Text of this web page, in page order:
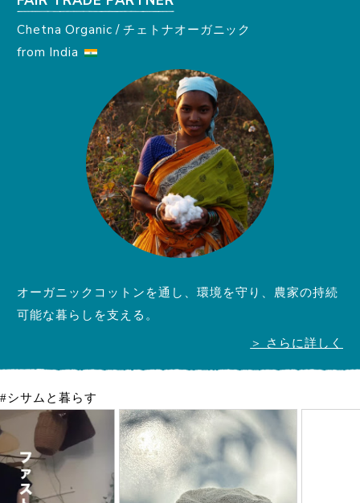
Chetna Organic / チェトナオーガニック
from India
オーガニックコットンを通し、環境を守り、農家の持続
可能な暮らしを支える。
＞ さらに詳しく
#シサムと暮らす